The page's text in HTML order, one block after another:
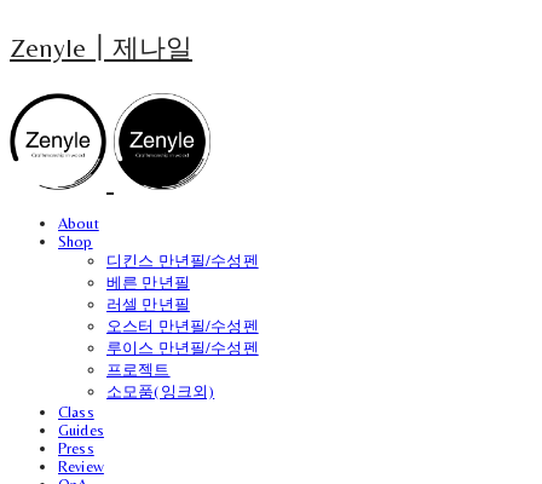
Zenyle┃제나일
About
Shop
디킨스 만년필/수성펜
베른 만년필
러셀 만년필
오스터 만년필/수성펜
루이스 만년필/수성펜
프로젝트
소모품(잉크외)
Class
Guides
Press
Review